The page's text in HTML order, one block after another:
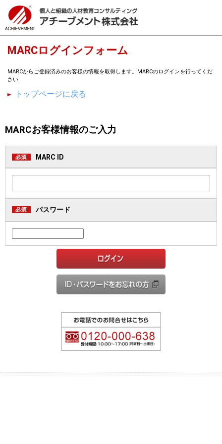
MARCログインフォーム
MARCからご登録済みのお客様の情報を取得します。MARCのログインを行ってくだ
さい
トップページに戻る
MARCお客様情報のご入力
MARC ID
パスワード